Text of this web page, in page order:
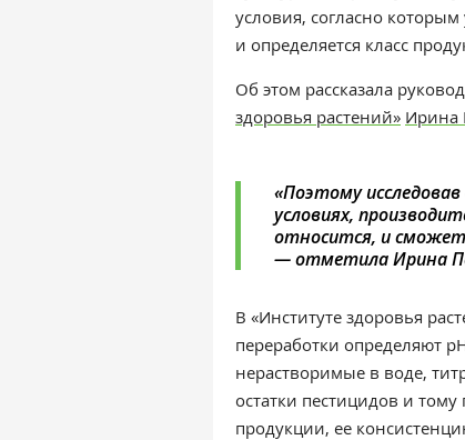
условия, согласно которым
и определяется класс
Об этом рассказала
здоровья растений» Ирина
«Поэтому
условиях,
относится, и
— отметила Ирина
В «Институте здоровья
переработки определяют
нерастворимые в воде,
остатки пестицидов и
продукции, ее